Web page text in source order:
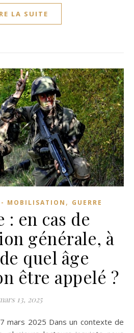
LA SUITE
MOBILISATION , GUERRE
: en cas de
générale, à
quel âge
être appelé ?
13, 2025